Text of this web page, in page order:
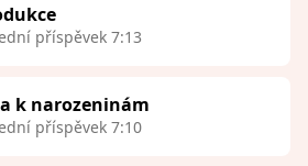
příspěvek 7:13
k narozeninám
příspěvek 7:10